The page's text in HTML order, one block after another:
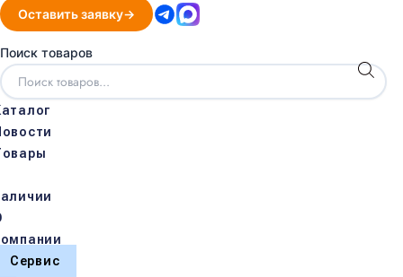
Оставить заявку
Поиск товаров
Сервис